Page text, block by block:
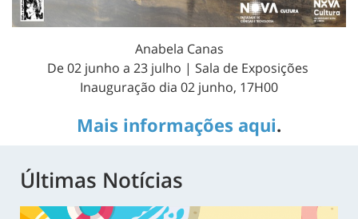
Anabela Canas
De 02 junho a 23 julho | Sala de Exposições
Inauguração dia 02 junho, 17H00
Mais informações aqui.
Últimas Notícias